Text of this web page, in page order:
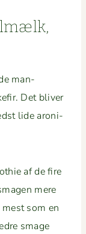
man­
Det bliv­er
lide aro­ni­
af de fire
mere
som en
smage